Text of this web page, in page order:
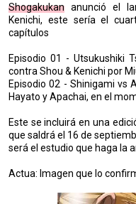
Shogakukan anunció el
Kenichi, este sería el
capítulos
Episodio 01 - Utsukushiki
contra Shou & Kenichi por
Episodio 02 - Shinigami vs
Hayato y Apachai, en el
Este se incluirá en una
que saldrá el 16 de
será el estudio que haga la
Actua: Imagen que lo